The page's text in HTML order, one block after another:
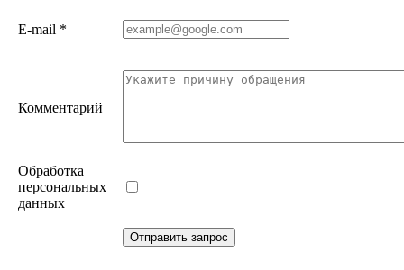
E-mail *
Комментарий
Обработка
персональных
данных